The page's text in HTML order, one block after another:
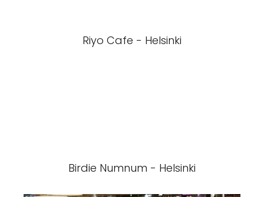
Riyo Cafe - Helsinki
Birdie Numnum - Helsinki